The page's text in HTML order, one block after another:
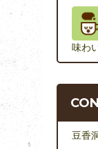
味わ
豆香